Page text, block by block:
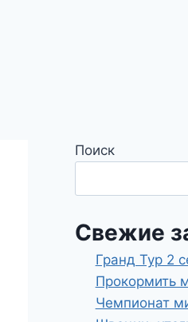
Поиск
Свежие
Гранд Тур 2
Прокормить
Чемпионат